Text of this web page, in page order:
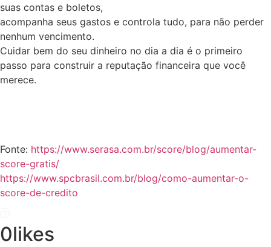
suas contas e boletos,
acompanha seus gastos e controla tudo, para não perder
nenhum vencimento.
Cuidar bem do seu dinheiro no dia a dia é o primeiro
passo para construir a reputação financeira que você
merece.
Fonte: https://www.serasa.com.br/score/blog/aumentar-
score-gratis/
https://www.spcbrasil.com.br/blog/como-aumentar-o-
score-de-credito
0likes